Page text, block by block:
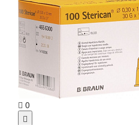
0